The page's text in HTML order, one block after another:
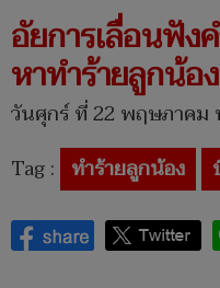
อัยการเลื่อนฟัง
หาทำร้ายลูกน้
วันศุกร์ ที่ 22 พฤษภาคม
Tag : ทำร้ายลูกน้อง